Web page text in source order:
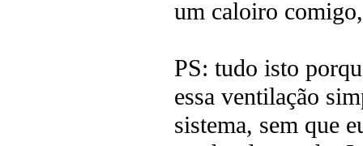
um caloiro
PS: tudo isto
essa ventilação
sistema, sem que